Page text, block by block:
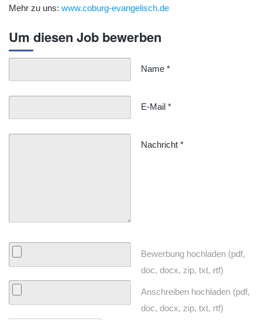
Mehr zu uns: www.coburg-evangelisch.de
Um diesen Job bewerben
Name *
E-Mail *
Nachricht *
Bewerbung hochladen (pdf,
doc, docx, zip, txt, rtf)
Anschreiben hochladen (pdf,
doc, docx, zip, txt, rtf)